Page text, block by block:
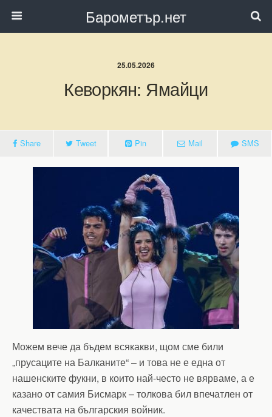
Барометър.нет
25.05.2026
Кеворкян: Ямайци
Share Tweet Pin Mail SMS
Можем вече да бъдем всякакви, щом сме били
„прусаците на Балканите“ – и това не е една от
нашенските фукни, в които най-често не вярваме, а е
казано от самия Бисмарк – толкова бил впечатлен от
качествата на българския войник.